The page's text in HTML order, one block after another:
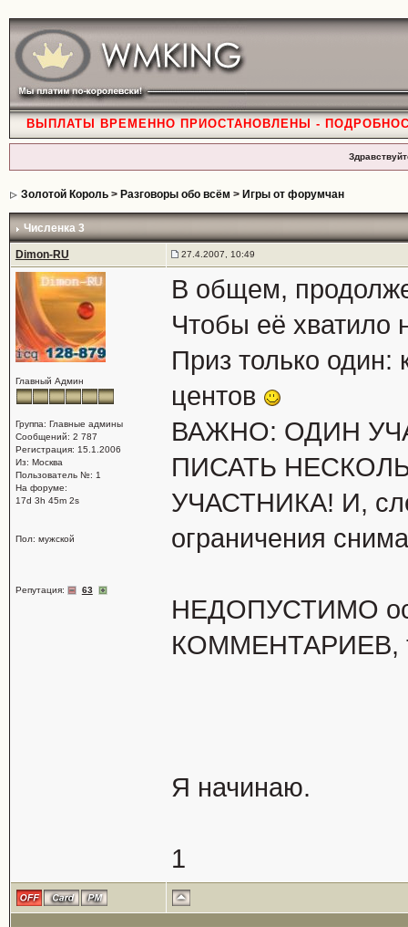
ВЫПЛАТЫ ВРЕМЕННО ПРИОСТАНОВЛЕНЫ -
Золотой Король> Разговоры обо всём > Игры от форумчан
Численка 3
Dimon-RU 27.4.2007, 10:49
Главный Админ
Группа: Главные админы
Сообщений: 2 787
Регистрация: 15.1.2006
Из: Москва
Пользователь №: 1
На форуме:
17d 3h 45m 2s
Пол: мужской
Репутация: 63
В общем,
Чтобы её хватило
Приз только один:
центов
ВАЖНО: ОДИН
ПИСАТЬ
УЧАСТНИКА! И,
ограничения
НЕДОПУСТИМО
КОММЕНТАРИЕВ,
Я начинаю.
1